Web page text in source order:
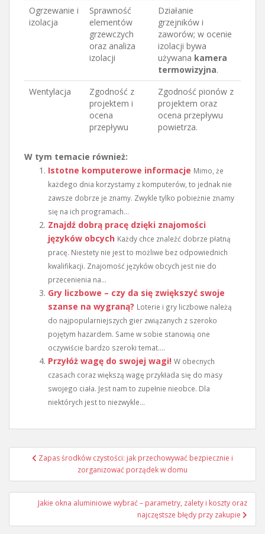
Ogrzewanie i
izolacja
Sprawność
elementów
grzewczych
oraz analiza
izolacji
Działanie
grzejników i
zaworów; w ocenie
izolacji bywa
używana kamera
termowizyjna.
Wentylacja
Zgodność z
projektem i
ocena
przepływu
Zgodność pionów z
projektem oraz
ocena przepływu
powietrza.
W tym temacie również:
Istotne komputerowe informacje Mimo, że
każdego dnia korzystamy z komputerów, to jednak nie
zawsze dobrze je znamy. Zwykle tylko pobieżnie znamy
się na ich programach...
Znajdź dobrą pracę dzięki znajomości
języków obcych Każdy chce znaleźć dobrze płatną
pracę. Niestety nie jest to możliwe bez odpowiednich
kwalifikacji. Znajomość języków obcych jest nie do
przecenienia na...
Gry liczbowe – czy da się zwiększyć swoje
szanse na wygraną? Loterie i gry liczbowe należą
do najpopularniejszych gier związanych z szeroko
pojętym hazardem. Same w sobie stanowią one
oczywiście bardzo szeroki temat....
Przyłóż wagę do swojej wagi! W obecnych
czasach coraz większą wagę przykłada się do masy
swojego ciała. Jest nam to zupełnie nieobce. Dla
niektórych jest to niezwykle...
Nawigacja
Zapas środków czystości: jak przechowywać bezpiecznie i
zorganizować porządek w domu
Jakie okna aluminiowe wybrać – parametry, zalety i koszty oraz
najczęstsze błędy przy zakupie